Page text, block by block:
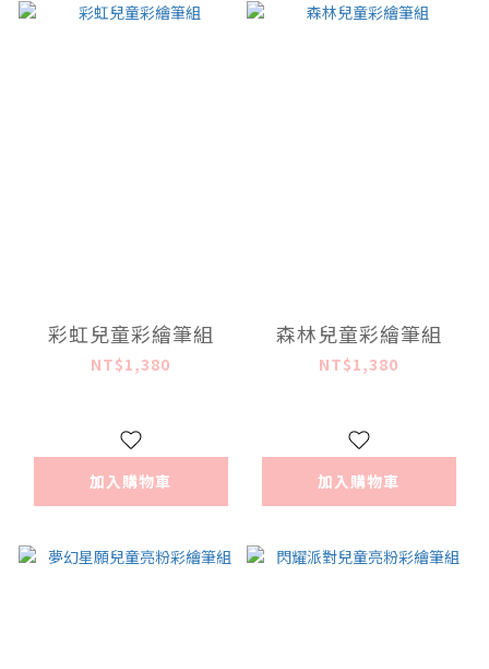
彩虹兒童彩繪筆組
NT$1,380
加入購物車
森林兒童彩繪筆組
NT$1,380
加入購物車